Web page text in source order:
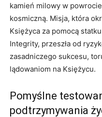
kamień milowy w
kosmiczną. Misja, która
Księżyca za pomocą
Integrity, przeszła od
zasadniczego sukcesu,
lądowaniom na Księżycu.
Pomyślne
podtrzymywania